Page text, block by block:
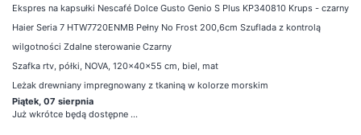
Ekspres na kapsułki Nescafé Dolce Gusto Genio S Plus KP340810 Krups - czarny
Haier Seria 7 HTW7720ENMB Pełny No Frost 200,6cm Szuflada z kontrolą
wilgotności Zdalne sterowanie Czarny
Szafka rtv, półki, NOVA, 120x40x55 cm, biel, mat
Leżak drewniany impregnowany z tkaniną w kolorze morskim
Piątek, 07 sierpnia
Już wkrótce będą dostępne ...